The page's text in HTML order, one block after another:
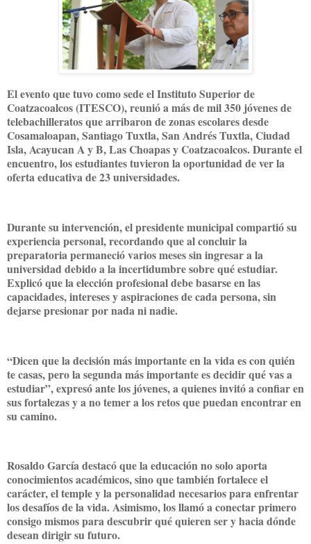
El evento que tuvo como sede el Instituto Superior de
Coatzacoalcos (ITESCO), reunió a más de mil 350 jóvenes de
telebachilleratos que arribaron de zonas escolares desde
Cosamaloapan, Santiago Tuxtla, San Andrés Tuxtla, Ciudad
Isla, Acayucan A y B, Las Choapas y Coatzacoalcos. Durante el
encuentro, los estudiantes tuvieron la oportunidad de ver la
oferta educativa de 23 universidades.
Durante su intervención, el presidente municipal compartió su
experiencia personal, recordando que al concluir la
preparatoria permaneció varios meses sin ingresar a la
universidad debido a la incertidumbre sobre qué estudiar.
Explicó que la elección profesional debe basarse en las
capacidades, intereses y aspiraciones de cada persona, sin
dejarse presionar por nada ni nadie.
“Dicen que la decisión más importante en la vida es con quién
te casas, pero la segunda más importante es decidir qué vas a
estudiar”, expresó ante los jóvenes, a quienes invitó a confiar en
sus fortalezas y a no temer a los retos que puedan encontrar en
su camino.
Rosaldo García destacó que la educación no solo aporta
conocimientos académicos, sino que también fortalece el
carácter, el temple y la personalidad necesarios para enfrentar
los desafíos de la vida. Asimismo, los llamó a conectar primero
consigo mismos para descubrir qué quieren ser y hacia dónde
desean dirigir su futuro.